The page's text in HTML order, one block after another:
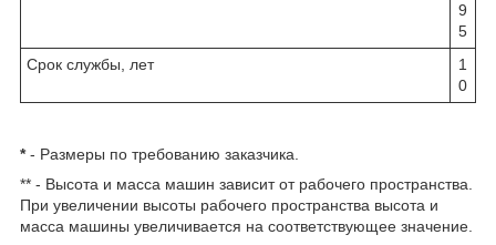
9
5
Срок службы, лет
1
0
*- Размеры по требованию заказчика.
** - Высота и масса машин зависит от рабочего пространства.
При увеличении высоты рабочего пространства высота и
масса машины увеличивается на соответствующее значение.